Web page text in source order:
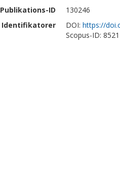
Publikations-ID
130246
Identifikatorer
DOI: https://
Scopus-ID: